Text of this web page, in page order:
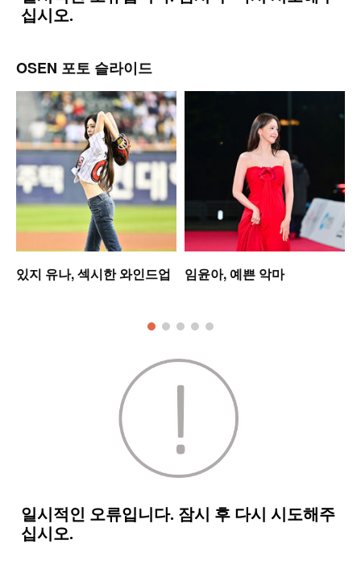
OSEN 포토 슬라이드
있지 유나, 섹시한 와인드업 임윤아, 예쁜 악마